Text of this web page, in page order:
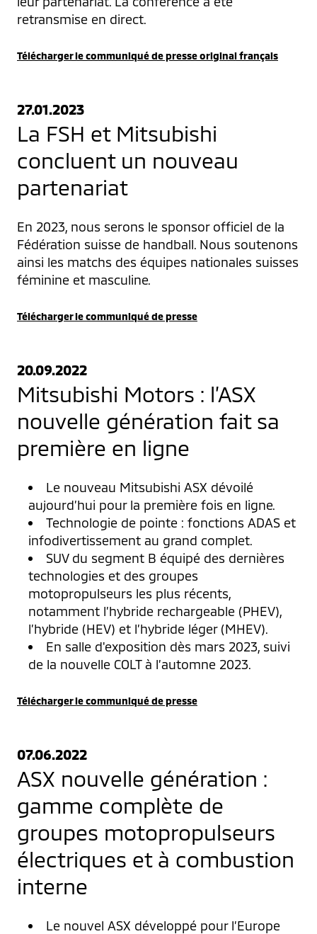
retransmise en direct.
Télécharger le communiqué de presse original français
27.01.2023
La FSH et Mitsubishi
concluent un nouveau
partenariat
En 2023, nous serons le sponsor officiel de la
Fédération suisse de handball. Nous soutenons
ainsi les matchs des équipes nationales suisses
féminine et masculine.
Télécharger le communiqué de presse
20.09.2022
Mitsubishi Motors : l’ASX
nouvelle génération fait sa
première en ligne
Le nouveau Mitsubishi ASX dévoilé
aujourd’hui pour la première fois en ligne.
Technologie de pointe : fonctions ADAS et
infodivertissement au grand complet.
SUV du segment B équipé des dernières
technologies et des groupes
motopropulseurs les plus récents,
notamment l’hybride rechargeable (PHEV),
l’hybride (HEV) et l’hybride léger (MHEV).
En salle d'exposition dès mars 2023, suivi
de la nouvelle COLT à l’automne 2023.
Télécharger le communiqué de presse
07.06.2022
ASX nouvelle génération :
gamme complète de
groupes motopropulseurs
électriques et à combustion
interne
Le nouvel ASX développé pour l’Europe